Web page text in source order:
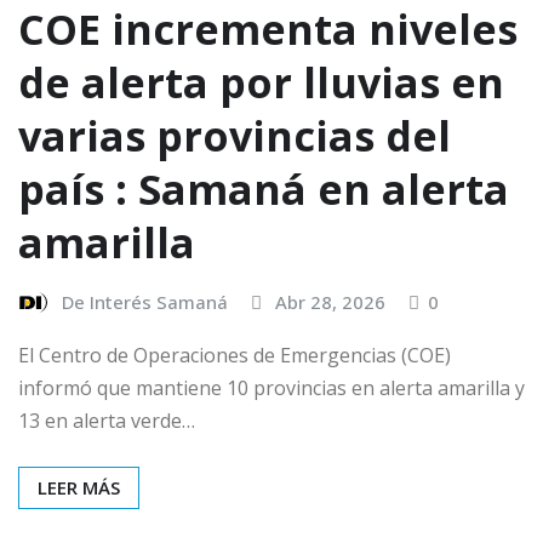
COE incrementa niveles
de alerta por lluvias en
varias provincias del
país : Samaná en alerta
amarilla
De Interés Samaná Abr 28, 2026 0
El Centro de Operaciones de Emergencias (COE)
informó que mantiene 10 provincias en alerta amarilla y
13 en alerta verde…
LEER MÁS